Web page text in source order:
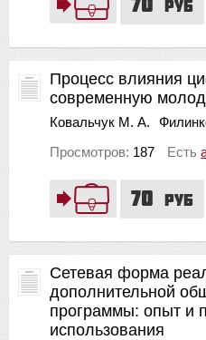
руб
70 руб
Процесс влияния
современную
Ковальчук М. А.
Просмотров: 187 Есть
Сетевая форма
дополнительной
программы: опыт и
использования